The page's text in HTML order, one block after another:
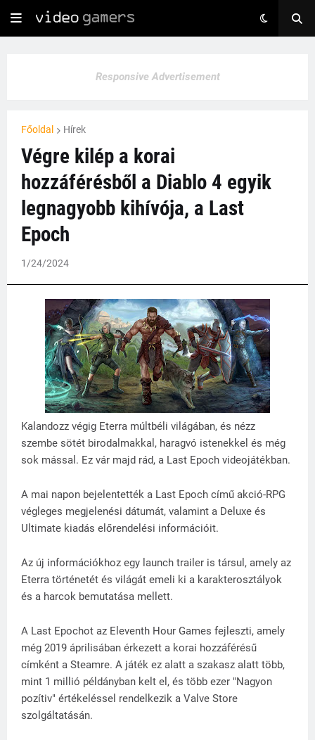
Responsive Advertisement
Főoldal Hírek
Végre kilép a korai
hozzáférésből a Diablo 4 egyik
legnagyobb kihívója, a Last
Epoch
1/24/2024
Kalandozz végig Eterra múltbéli világában, és nézz
szembe sötét birodalmakkal, haragvó istenekkel és még
sok mással. Ez vár majd rád, a Last Epoch videojátékban.
A mai napon bejelentették a Last Epoch című akció-RPG
végleges megjelenési dátumát, valamint a Deluxe és
Ultimate kiadás előrendelési információit.
Az új információkhoz egy launch trailer is társul, amely az
Eterra történetét és világát emeli ki a karakterosztályok
és a harcok bemutatása mellett.
A Last Epochot az Eleventh Hour Games fejleszti, amely
még 2019 áprilisában érkezett a korai hozzáférésű
címként a Steamre. A játék ez alatt a szakasz alatt több,
mint 1 millió példányban kelt el, és több ezer "Nagyon
pozítiv" értékeléssel rendelkezik a Valve Store
szolgáltatásán.